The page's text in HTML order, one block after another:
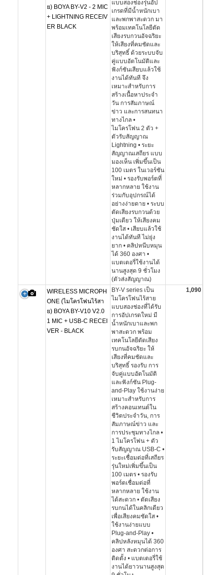
ย) BOYA BY-V2 - 2 MIC
+ LIGHTNING RECEIV
ER BLACK
แบบสองช่องรุ่นอัป
เกรดที่มีน้ำหนักเบา
และพกพาสะดวก มา
พร้อมเทคโนโลยีตัด
เสียงรบกวนอัจฉริยะ
ให้เสียงที่คมชัดและ
บริสุทธิ์ ด้วยระบบจับ
คู่แบบอัตโนมัติและ
ฟังก์ชันเสียบแล้วใช้
งานได้ทันที จึง
เหมาะสำหรับการ
สร้างเนื้อหาประจำ
วัน การสัมภาษณ์
ข่าว และการสนทนา
ทางไกล •
ไมโครโฟน 2 ตัว +
ตัวรับสัญญาณ
Lightning • ระยะ
สัญญาณเสถียร แบบ
มองเห็น เพิ่มขึ้นเป็น
100 เมตร ในเวอร์ชัน
ใหม่ • รองรับพอร์ตที่
หลากหลาย ใช้งาน
ร่วมกับอุปกรณ์ได้
อย่างง่ายดาย • ระบบ
ตัดเสียงรบกวนด้วย
ปุ่มเดียว ให้เสียงคม
ชัดใส • เสียบแล้วใช้
งานได้ทันที ไม่ยุ่ง
ยาก • คลิปหนีบหมุน
ได้ 360 องศา •
แบตเตอรี่ใช้งานได้
นานสูงสุด 9 ชั่วโมง
(ตัวส่งสัญญาณ)
WIRELESS MICROPH
ONE (ไมโครโฟนไร้สา
ย) BOYA BY-V10 V2.0
1 MIC + USB-C RECEI
VER - BLACK
BY-V series เป็น
ไมโครโฟนไร้สาย
แบบสองช่องที่ได้รับ
การอัปเกรดใหม่ มี
น้ำหนักเบาและพก
พาสะดวก พร้อม
เทคโนโลยีตัดเสียง
รบกนอัจฉริยะ ให้
เสียงที่คมชัดและ
บริสุทธิ์ รองรับ การ
จับคู่แบบอัตโนมัติ
และฟังก์ชัน Plug-
and-Play ใช้งานง่าย
เหมาะสำหรับการ
สร้างคอนเทนต์ใน
ชีวิตประจำวัน, การ
สัมภาษณ์ข่าว และ
การประชุมทางไกล •
1 ไมโครโฟน + ตัว
รับสัญญาณ USB-C •
ระยะเชื่อมต่อที่เสถียร
รุ่นใหม่เพิ่มขึ้นเป็น
100 เมตร • รองรับ
พอร์ตเชื่อมต่อที่
หลากหลาย ใช้งาน
ได้สะดวก • ตัดเสียง
รบกนได้ในคลิกเดียว
เพื่อเสียงคมชัดใส •
ใช้งานง่ายแบบ
Plug-and-Play •
คลิปหลังหมุนได้ 360
องศา สะดวกต่อการ
ติดตั้ง • แบตเตอรี่ใช้
งานได้ยาวนานสูงสุด
1,090